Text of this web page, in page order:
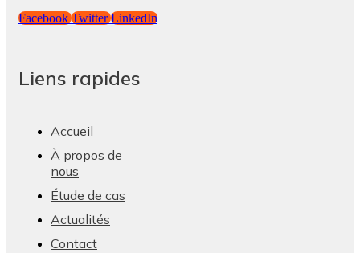
Facebook Twitter LinkedIn
Liens rapides
Accueil
À propos de
nous
Étude de cas
Actualités
Contact